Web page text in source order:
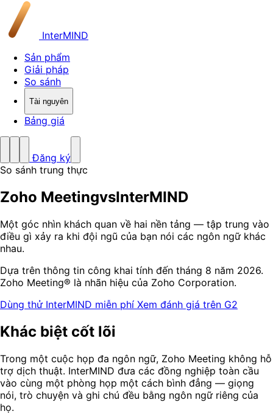
InterMIND
Sản phẩm
Giải pháp
So sánh
Tài nguyên
Bảng giá
Đăng ký
So sánh trung thực
Zoho MeetingvsInterMIND
Một góc nhìn khách quan về hai nền tảng — tập trung vào
điều gì xảy ra khi đội ngũ của bạn nói các ngôn ngữ khác
nhau.
Dựa trên thông tin công khai tính đến tháng 8 năm 2026.
Zoho Meeting® là nhãn hiệu của Zoho Corporation.
Dùng thử InterMIND miễn phí Xem đánh giá trên G2
Khác biệt cốt lõi
Trong một cuộc họp đa ngôn ngữ, Zoho Meeting không hỗ
trợ dịch thuật. InterMIND đưa các đồng nghiệp toàn cầu
vào cùng một phòng họp một cách bình đẳng — giọng
nói, trò chuyện và ghi chú đều bằng ngôn ngữ riêng của
họ.